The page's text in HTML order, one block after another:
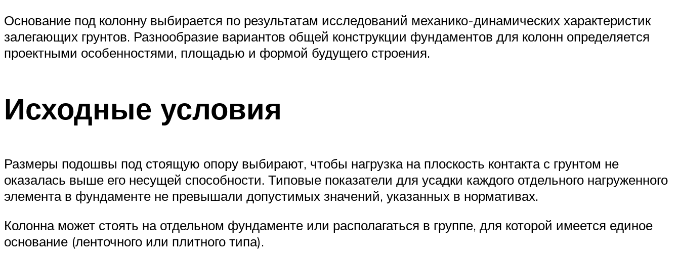
Основание под колонну выбирается по результатам исследований механико-динамических характеристик
залегающих грунтов. Разнообразие вариантов общей конструкции фундаментов для колонн определяется
проектными особенностями, площадью и формой будущего строения.
Исходные условия
Размеры подошвы под стоящую опору выбирают, чтобы нагрузка на плоскость контакта с грунтом не
оказалась выше его несущей способности. Типовые показатели для усадки каждого отдельного нагруженного
элемента в фундаменте не превышали допустимых значений, указанных в нормативах.
Колонна может стоять на отдельном фундаменте или располагаться в группе, для которой имеется единое
основание (ленточного или плитного типа).